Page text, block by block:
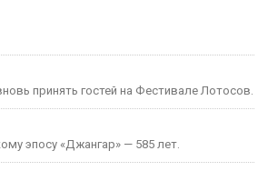
принять гостей на Фестивале Лотосов.
эпосу «Джангар» — 585 лет.